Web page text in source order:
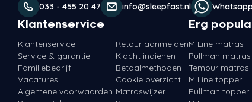
033 - 455 20 47 info@sleepfast.nl Whatsapp
Klantenservice
Klantenservice
Service & garantie
Familiebedrijf
Vacatures
Algemene voorwaarden
Retour aanmelden
Klacht indienen
Betaalmethoden
Cookie overzicht
Matraswijzer
Erg
M Line matras
Pullman matras
Tempur matras
M Line topper
Pullman topper